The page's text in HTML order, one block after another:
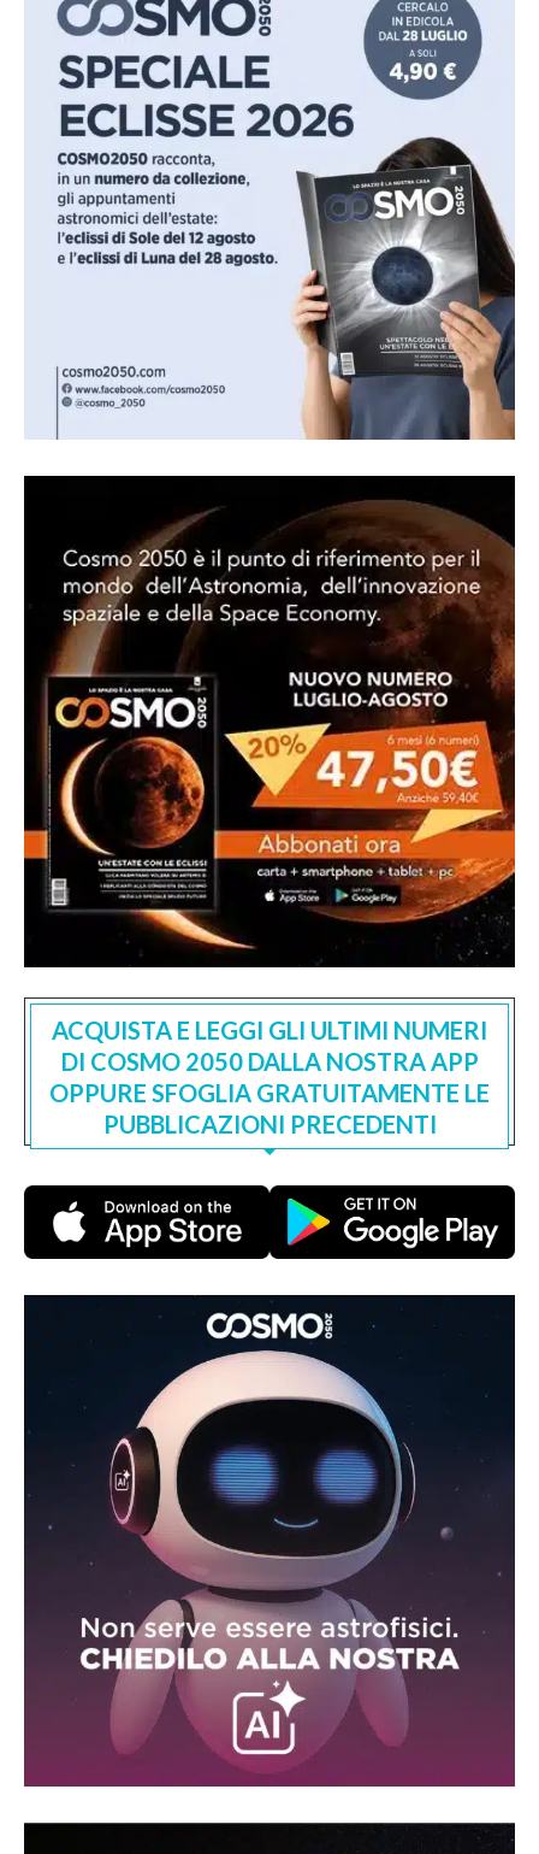
ACQUISTA E LEGGI GLI ULTIMI NUMERI
DI COSMO 2050 DALLA NOSTRA APP
OPPURE SFOGLIA GRATUITAMENTE LE
PUBBLICAZIONI PRECEDENTI